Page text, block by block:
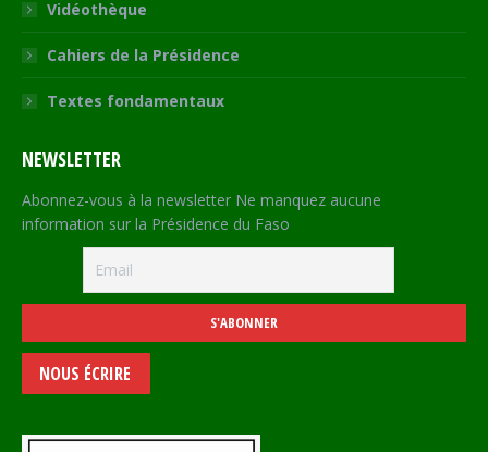
Vidéothèque
Cahiers de la Présidence
Textes fondamentaux
NEWSLETTER
Abonnez-vous à la newsletter Ne manquez aucune
information sur la Présidence du Faso
NOUS ÉCRIRE